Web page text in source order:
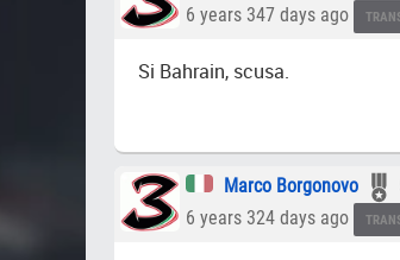
6 years 347 days ago
Si Bahrain, scusa.
Marco Borgonovo
6 years 324 days ago